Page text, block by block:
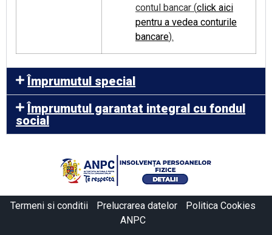
contul bancar (click aici
pentru a vedea conturile
bancare).
Împrumutul special
Împrumutul garantat integral cu fondul
social
Termeni si conditii Prelucrarea datelor
Politica Cookies
ANPC